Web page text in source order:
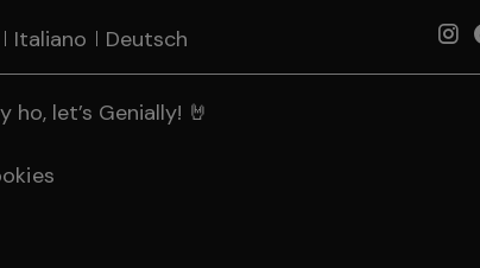
Italiano Deutsch
let’s Genially! 🤘